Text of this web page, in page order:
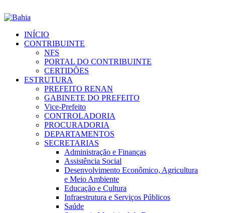
INÍCIO
CONTRIBUINTE
NFS
PORTAL DO CONTRIBUINTE
CERTIDÕES
ESTRUTURA
PREFEITO RENAN
GABINETE DO PREFEITO
Vice-Prefeito
CONTROLADORIA
PROCURADORIA
DEPARTAMENTOS
SECRETARIAS
Administração e Finanças
Assistência Social
Desenvolvimento Econômico, Agricultura
e Meio Ambiente
Educação e Cultura
Infraestrutura e Serviços Públicos
Saúde